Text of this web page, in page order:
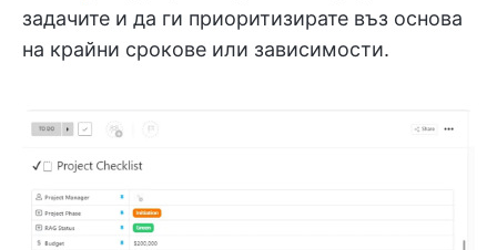
задачите и да ги приоритизирате въз основа
на крайни срокове или зависимости.